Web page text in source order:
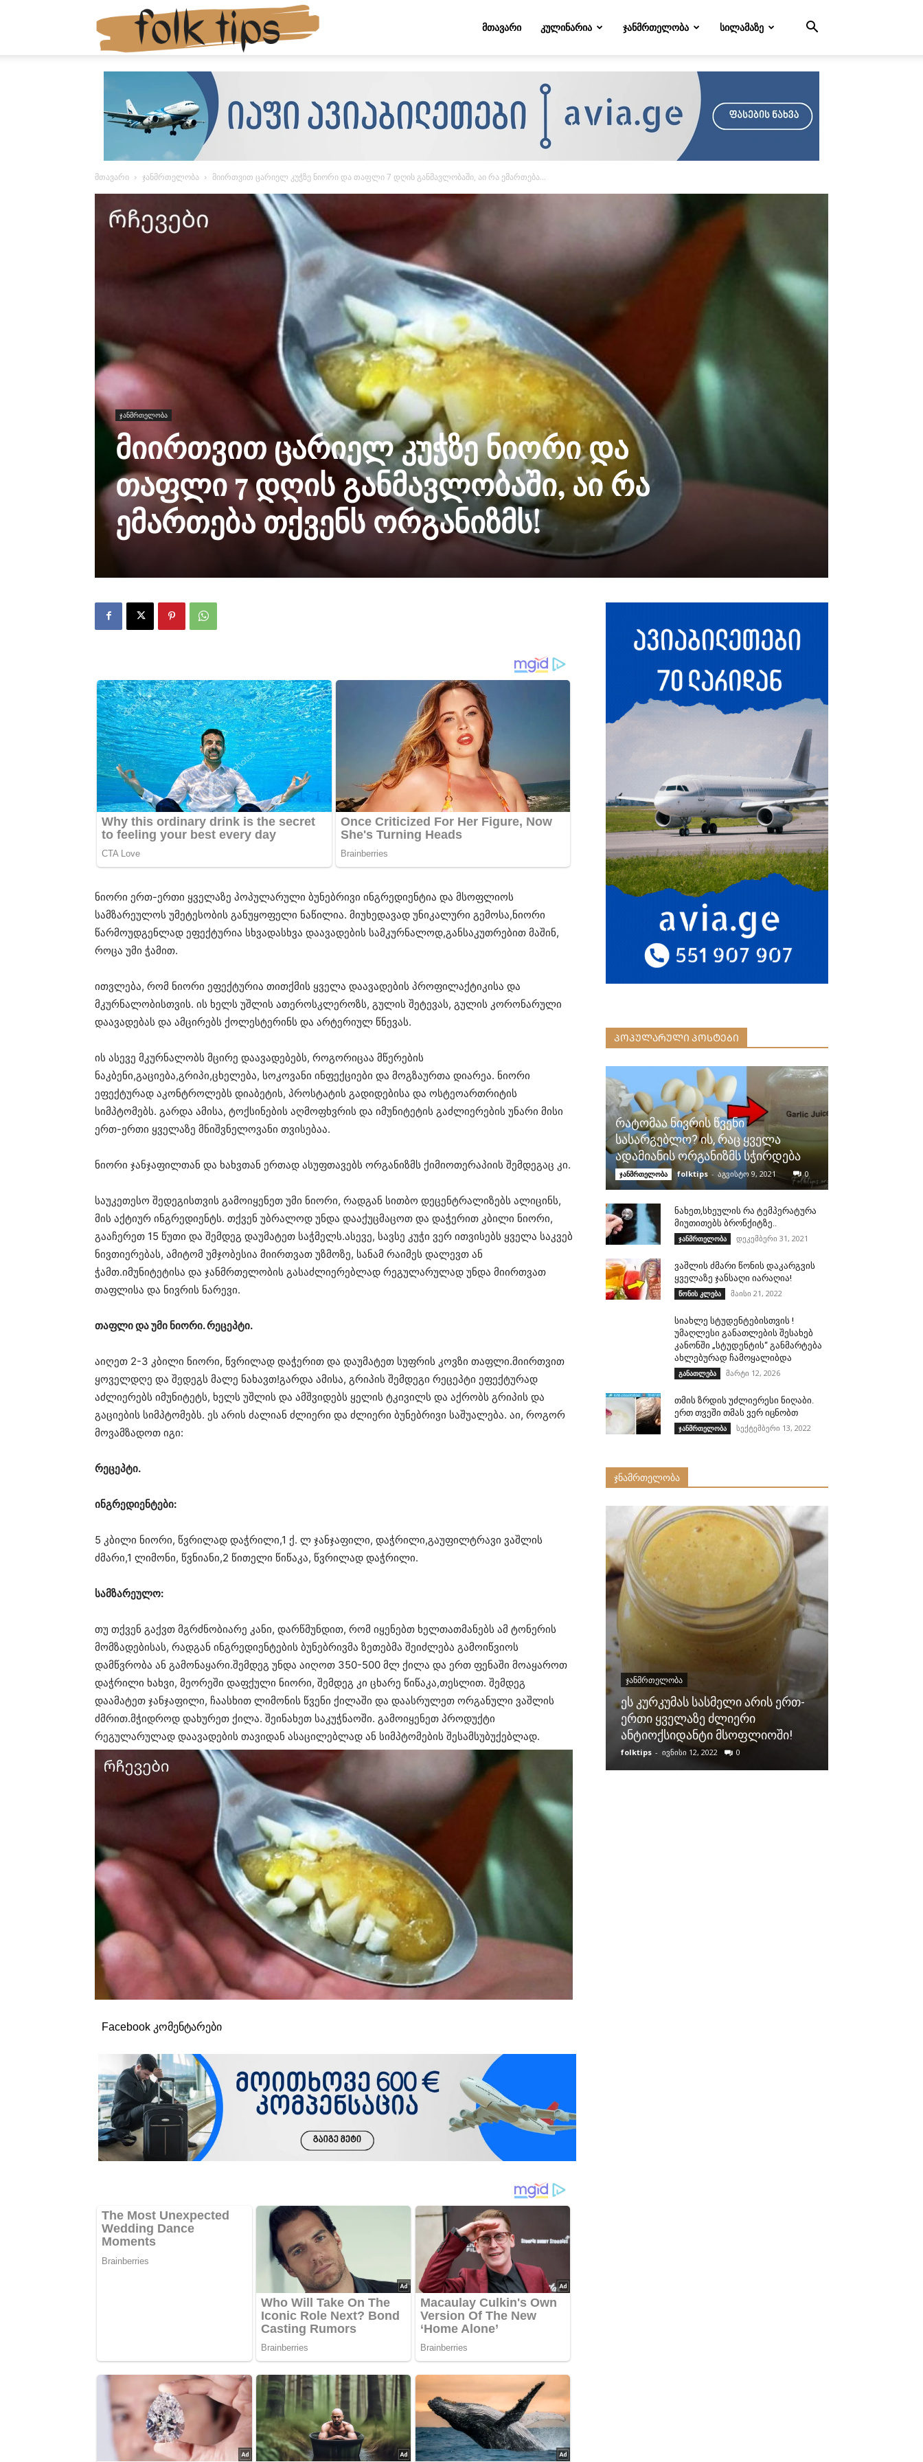
Folktips.org ᲛᲗᲐᲕᲐᲠᲘ ᲙᲣᲚᲘᲜᲐᲠᲘᲐ ᲯᲐᲜᲛᲠᲗᲔᲚᲝᲑᲐ ᲡᲘᲚᲐᲛᲐᲖᲔ
მთავარი ჯანმრთელობა მიირთვით ცარიელ კუჭზე ნიორი და თაფლი 7 დღის განმავლობაში, აი რა ემართება...
ჯანმრთელობა
მიირთვით ცარიელ კუჭზე ნიორი და
თაფლი 7 დღის განმავლობაში, აი რა
ემართება თქვენს ორგანიზმს!
ნიორი ერთ-ერთი ყველაზე პოპულარული ბუნებრივი ინგრედიენტია და მსოფლიოს
სამზარეულოს უმეტესობის განუყოფელი ნაწილია. მიუხედავად უნიკალური გემოსა,ნიორი
წარმოუდგენლად ეფექტურია სხვადასხვა დაავადების სამკურნალოდ,განსაკუთრებით მაშინ,
როცა უმი ჭამით.
ითვლება, რომ ნიორი ეფექტურია თითქმის ყველა დაავადების პროფილაქტიკისა და
მკურნალობისთვის. ის ხელს უშლის ათეროსკლეროზს, გულის შეტევას, გულის კორონარული
დაავადებას და ამცირებს ქოლესტერინს და არტერიულ წნევას.
ის ასევე მკურნალობს მცირე დაავადებებს, როგორიცაა მწერების
ნაკბენი,გაციება,გრიპი,ცხელება, სოკოვანი ინფექციები და მოგზაურთა დიარეა. ნიორი
ეფექტურად აკონტროლებს დიაბეტის, პროსტატის გადიდებისა და ოსტეოართრიტის
სიმპტომებს. გარდა ამისა, ტოქსინების აღმოფხვრის და იმუნიტეტის გაძლიერების უნარი მისი
ერთ-ერთი ყველაზე მნიშვნელოვანი თვისებაა.
ნიორი ჯანჯაფილთან და ხახვთან ერთად ასუფთავებს ორგანიზმს ქიმიოთერაპიის შემდეგაც კი.
საუკეთესო შედეგისთვის გამოიყენეთ უმი ნიორი, რადგან სითბო დეცენტრალიზებს ალიცინს,
მის აქტიურ ინგრედიენტს. თქვენ უბრალოდ უნდა დააქუცმაცოთ და დაჭერით კბილი ნიორი,
გააჩერეთ 15 წუთი და შემდეგ დაუმატეთ საჭმელს.ასევე, სავსე კუჭი ვერ ითვისებს ყველა საკვებ
ნივთიერებას, ამიტომ უმჯობესია მიირთვათ უზმოზე, სანამ რაიმეს დალევთ ან
ჭამთ.იმუნიტეტისა და ჯანმრთელობის გასაძლიერებლად რეგულარულად უნდა მიირთვათ
თაფლისა და ნივრის ნარევი.
თაფლი და უმი ნიორი. რეცეპტი.
აიღეთ 2-3 კბილი ნიორი, წვრილად დაჭერით და დაუმატეთ სუფრის კოვზი თაფლი.მიირთვით
ყოველდღე და შედეგს მალე ნახავთ!გარდა ამისა, გრიპის შემდეგი რეცეპტი ეფექტურად
აძლიერებს იმუნიტეტს, ხელს უშლის და ამშვიდებს ყელის ტკივილს და აქრობს გრიპის და
გაციების სიმპტომებს. ეს არის ძალიან ძლიერი და ძლიერი ბუნებრივი საშუალება. აი, როგორ
მოვამზადოთ იგი:
რეცეპტი.
ინგრედიენტები:
5 კბილი ნიორი, წვრილად დაჭრილი,1 ქ. ლ ჯანჯაფილი, დაჭრილი,გაუფილტრავი ვაშლის
ძმარი,1 ლიმონი, წვნიანი,2 წითელი წიწაკა, წვრილად დაჭრილი.
სამზარეულო:
თუ თქვენ გაქვთ მგრძნობიარე კანი, დარწმუნდით, რომ იყენებთ ხელთათმანებს ამ ტონერის
მომზადებისას, რადგან ინგრედიენტების ბუნებრივმა ზეთებმა შეიძლება გამოიწვიოს
დამწვრობა ან გამონაყარი.შემდეგ უნდა აიღოთ 350-500 მლ ქილა და ერთ ფენაში მოაყაროთ
დაჭრილი ხახვი, მეორეში დაფქული ნიორი, შემდეგ კი ცხარე წიწაკა,თესლით. შემდეგ
დაამატეთ ჯანჯაფილი, ჩაასხით ლიმონის წვენი ქილაში და დაასრულეთ ორგანული ვაშლის
ძმრით.მჭიდროდ დახურეთ ქილა. შეინახეთ საკუჭნაოში. გამოიყენეთ პროდუქტი
რეგულარულად დაავადების თავიდან ასაცილებლად ან სიმპტომების შესამსუბუქებლად.
Facebook კომენტარები
ᲞᲝᲞᲣᲚᲐᲠᲣᲚᲘ ᲞᲝᲡᲢᲔᲑᲘ
რატომაა ნივრის წვენი
სასარგებლო? ის, რაც ყველა
ადამიანის ორგანიზმს სჭირდება
ჯანმრთელობა folktips - აგვისტო 9, 2021 0
ნახეთ,სხეულის რა ტემპერატურა
მიუთითებს ბრონქიტზე..
ჯანმრთელობა დეკემბერი 31, 2021
ვაშლის ძმარი წონის დაკარგვის
ყველაზე ჯანსაღი იარაღია!
წონის კლება მაისი 21, 2022
სიახლე სტუდენტებისთვის !
უმაღლესი განათლების შესახებ
კანონში „სტუდენტის“ განმარტება
ახლებურად ჩამოყალიბდა
განათლება მარტი 12, 2026
თმის ზრდის უძლიერესი ნიღაბი.
ერთ თვეში თმას ვერ იცნობთ
ჯანმრთელობა სექტემბერი 13, 2022
ჯნამრთელობა
ᲯᲐᲜᲛᲠᲗᲔᲚᲝᲑᲐ
ეს კურკუმას სასმელი არის ერთ-
ერთი ყველაზე ძლიერი
ანტიოქსიდანტი მსოფლიოში!
folktips - ივნისი 12, 2022 0